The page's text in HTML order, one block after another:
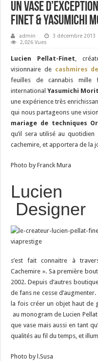
Un vase
Finet & Yasumichi
admin 3 décembre 2013
2,026 Vues
Lucien Pellat-Finet,
visionnaire de cashmires
feuilles de cannabis mille
internationalYasumichi
une expérience très
qui nous partageons une
mariage de techniques
qu’il sera utilisé au
cachemire, et apportera de la
Photo by Franck Mura
Lucien
Designer
s’est fait connaitre à
Cachemire ». Sa première
2002. Depuis d’autres
de fans ne cesse d’augmenter.
la fois créer un objet haut de
au monogram de Lucien
que vase mais aussi en tant
qualités au fil du temps, et
Photo by l.Susa